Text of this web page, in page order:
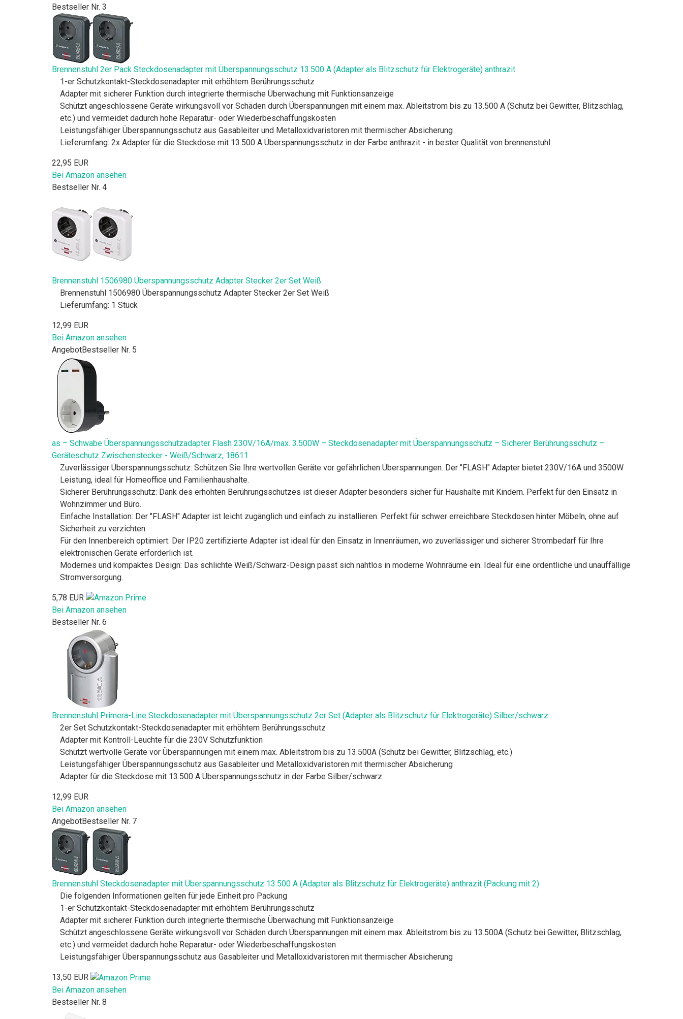
Bestseller Nr. 3
Brennenstuhl 2er Pack Steckdosenadapter mit Überspannungsschutz 13.500 A (Adapter als Blitzschutz für Elektrogeräte) anthrazit
1-er Schutzkontakt-Steckdosenadapter mit erhöhtem Berührungsschutz
Adapter mit sicherer Funktion durch integrierte thermische Überwachung mit Funktionsanzeige
Schützt angeschlossene Geräte wirkungsvoll vor Schäden durch Überspannungen mit einem max. Ableitstrom bis zu 13.500 A (Schutz bei Gewitter, Blitzschlag,
etc.) und vermeidet dadurch hohe Reparatur- oder Wiederbeschaffungskosten
Leistungsfähiger Überspannungsschutz aus Gasableiter und Metalloxidvaristoren mit thermischer Absicherung
Lieferumfang: 2x Adapter für die Steckdose mit 13.500 A Überspannungsschutz in der Farbe anthrazit - in bester Qualität von brennenstuhl
22,95 EUR
Bei Amazon ansehen
Bestseller Nr. 4
Brennenstuhl 1506980 Überspannungsschutz Adapter Stecker 2er Set Weiß
Brennenstuhl 1506980 Überspannungsschutz Adapter Stecker 2er Set Weiß
Lieferumfang: 1 Stück
12,99 EUR
Bei Amazon ansehen
AngebotBestseller Nr. 5
as – Schwabe Überspannungsschutzadapter Flash 230V/16A/max. 3.500W – Steckdosenadapter mit Überspannungsschutz – Sicherer Berührungsschutz –
Geräteschutz Zwischenstecker - Weiß/Schwarz, 18611
Zuverlässiger Überspannungsschutz: Schützen Sie Ihre wertvollen Geräte vor gefährlichen Überspannungen. Der "FLASH" Adapter bietet 230V/16A und 3500W
Leistung, ideal für Homeoffice und Familienhaushalte.
Sicherer Berührungsschutz: Dank des erhöhten Berührungsschutzes ist dieser Adapter besonders sicher für Haushalte mit Kindern. Perfekt für den Einsatz in
Wohnzimmer und Büro.
Einfache Installation: Der "FLASH" Adapter ist leicht zugänglich und einfach zu installieren. Perfekt für schwer erreichbare Steckdosen hinter Möbeln, ohne auf
Sicherheit zu verzichten.
Für den Innenbereich optimiert: Der IP20 zertifizierte Adapter ist ideal für den Einsatz in Innenräumen, wo zuverlässiger und sicherer Strombedarf für Ihre
elektronischen Geräte erforderlich ist.
Modernes und kompaktes Design: Das schlichte Weiß/Schwarz-Design passt sich nahtlos in moderne Wohnräume ein. Ideal für eine ordentliche und unauffällige
Stromversorgung.
5,78 EUR
Bei Amazon ansehen
Bestseller Nr. 6
Brennenstuhl Primera-Line Steckdosenadapter mit Überspannungsschutz 2er Set (Adapter als Blitzschutz für Elektrogeräte) Silber/schwarz
2er Set Schutzkontakt-Steckdosenadapter mit erhöhtem Berührungsschutz
Adapter mit Kontroll-Leuchte für die 230V Schutzfunktion
Schützt wertvolle Geräte vor Überspannungen mit einem max. Ableitstrom bis zu 13.500A (Schutz bei Gewitter, Blitzschlag, etc.)
Leistungsfähiger Überspannungsschutz aus Gasableiter und Metalloxidvaristoren mit thermischer Absicherung
Adapter für die Steckdose mit 13.500 A Überspannungsschutz in der Farbe Silber/schwarz
12,99 EUR
Bei Amazon ansehen
AngebotBestseller Nr. 7
Brennenstuhl Steckdosenadapter mit Überspannungsschutz 13.500 A (Adapter als Blitzschutz für Elektrogeräte) anthrazit (Packung mit 2)
Die folgenden Informationen gelten für jede Einheit pro Packung
1-er Schutzkontakt-Steckdosenadapter mit erhöhtem Berührungsschutz
Adapter mit sicherer Funktion durch integrierte thermische Überwachung mit Funktionsanzeige
Schützt angeschlossene Geräte wirkungsvoll vor Schäden durch Überspannungen mit einem max. Ableitstrom bis zu 13.500A (Schutz bei Gewitter, Blitzschlag,
etc.) und vermeidet dadurch hohe Reparatur- oder Wiederbeschaffungskosten
Leistungsfähiger Überspannungsschutz aus Gasableiter und Metalloxidvaristoren mit thermischer Absicherung
13,50 EUR
Bei Amazon ansehen
Bestseller Nr. 8